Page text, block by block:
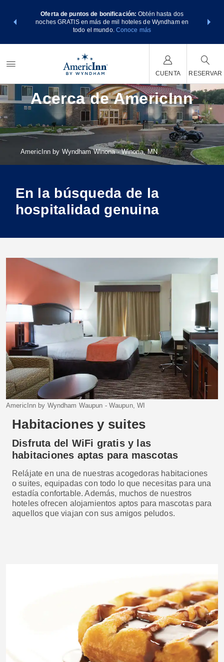
Wyndham
Oferta de puntos de bonificación:Obtén hasta dos
noches GRATIS en más de mil hoteles de Wyndham en
todo el mundo. Conoce más
de viaje
CUENTA RESERVAR
Acerca de AmericInn
AmericInn by Wyndham Winona - Winona, MN
En la búsqueda de la
hospitalidad genuina
AmericInn by Wyndham Waupun - Waupun, WI
Habitaciones y suites
Disfruta del WiFi gratis y las
habitaciones aptas para mascotas
Relájate en una de nuestras acogedoras habitaciones
o suites, equipadas con todo lo que necesitas para una
estadía confortable. Además, muchos de nuestros
hoteles ofrecen alojamientos aptos para mascotas para
aquellos que viajan con sus amigos peludos.